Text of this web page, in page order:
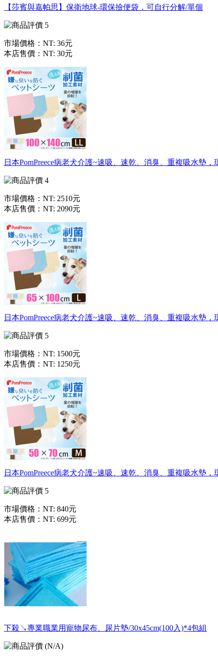
【莎賓與嘉帕思】保衛地球-環保撿便袋，可自行分解/單個
市場價格： NT: 36元
本店售價： NT: 30元
日本PomPreece病老犬介護~速吸、速乾、消臭、重複吸水墊
市場價格： NT: 2510元
本店售價： NT: 2090元
日本PomPreece病老犬介護~速吸、速乾、消臭、重複吸水墊
市場價格： NT: 1500元
本店售價： NT: 1250元
日本PomPreece病老犬介護~速吸、速乾、消臭、重複吸水墊
市場價格： NT: 840元
本店售價： NT: 699元
下殺↘專業職業用寵物尿布、尿片墊/30x45cm(100入)*4包組